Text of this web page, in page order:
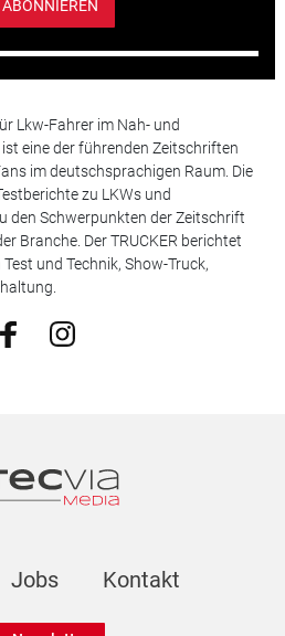
ABONNIEREN
Lkw-Fahrer im Nah- und
ist eine der führenden Zeitschriften
im deutschsprachigen Raum. Die
zu LKWs und
den Schwerpunkten der Zeitschrift
Branche. Der TRUCKER berichtet
und Technik, Show-Truck,
Jobs Kontakt